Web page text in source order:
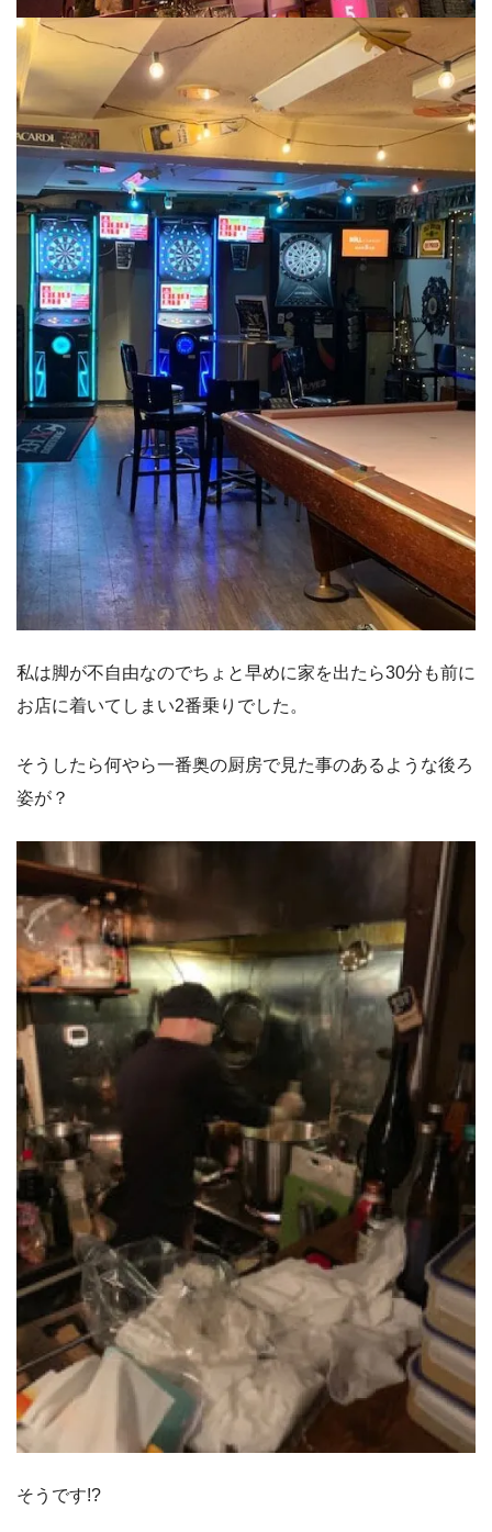
私は脚が不自由なのでちょと早めに家を出たら30分も前に
お店に着いてしまい2番乗りでした。
そうしたら何やら一番奥の厨房で見た事のあるような後ろ
姿が？
そうです!?